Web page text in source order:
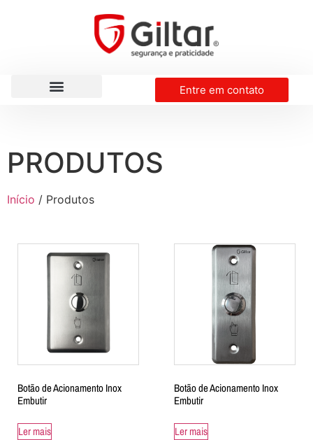
Entre em contato
PRODUTOS
Início / Produtos
Botão de Acionamento Inox
Embutir
Ler mais
Botão de Acionamento Inox
Embutir
Ler mais